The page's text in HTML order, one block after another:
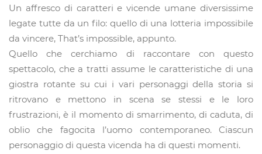
Un affresco di caratteri e vicende umane diversissime
legate tutte da un filo: quello di una lotteria impossibile
da vincere, That’s impossible, appunto.
Quello che cerchiamo di raccontare con questo
spettacolo, che a tratti assume le caratteristiche di una
giostra rotante su cui i vari personaggi della storia si
ritrovano e mettono in scena se stessi e le loro
frustrazioni, è il momento di smarrimento, di caduta, di
oblio che fagocita l’uomo contemporaneo. Ciascun
personaggio di questa vicenda ha di questi momenti.